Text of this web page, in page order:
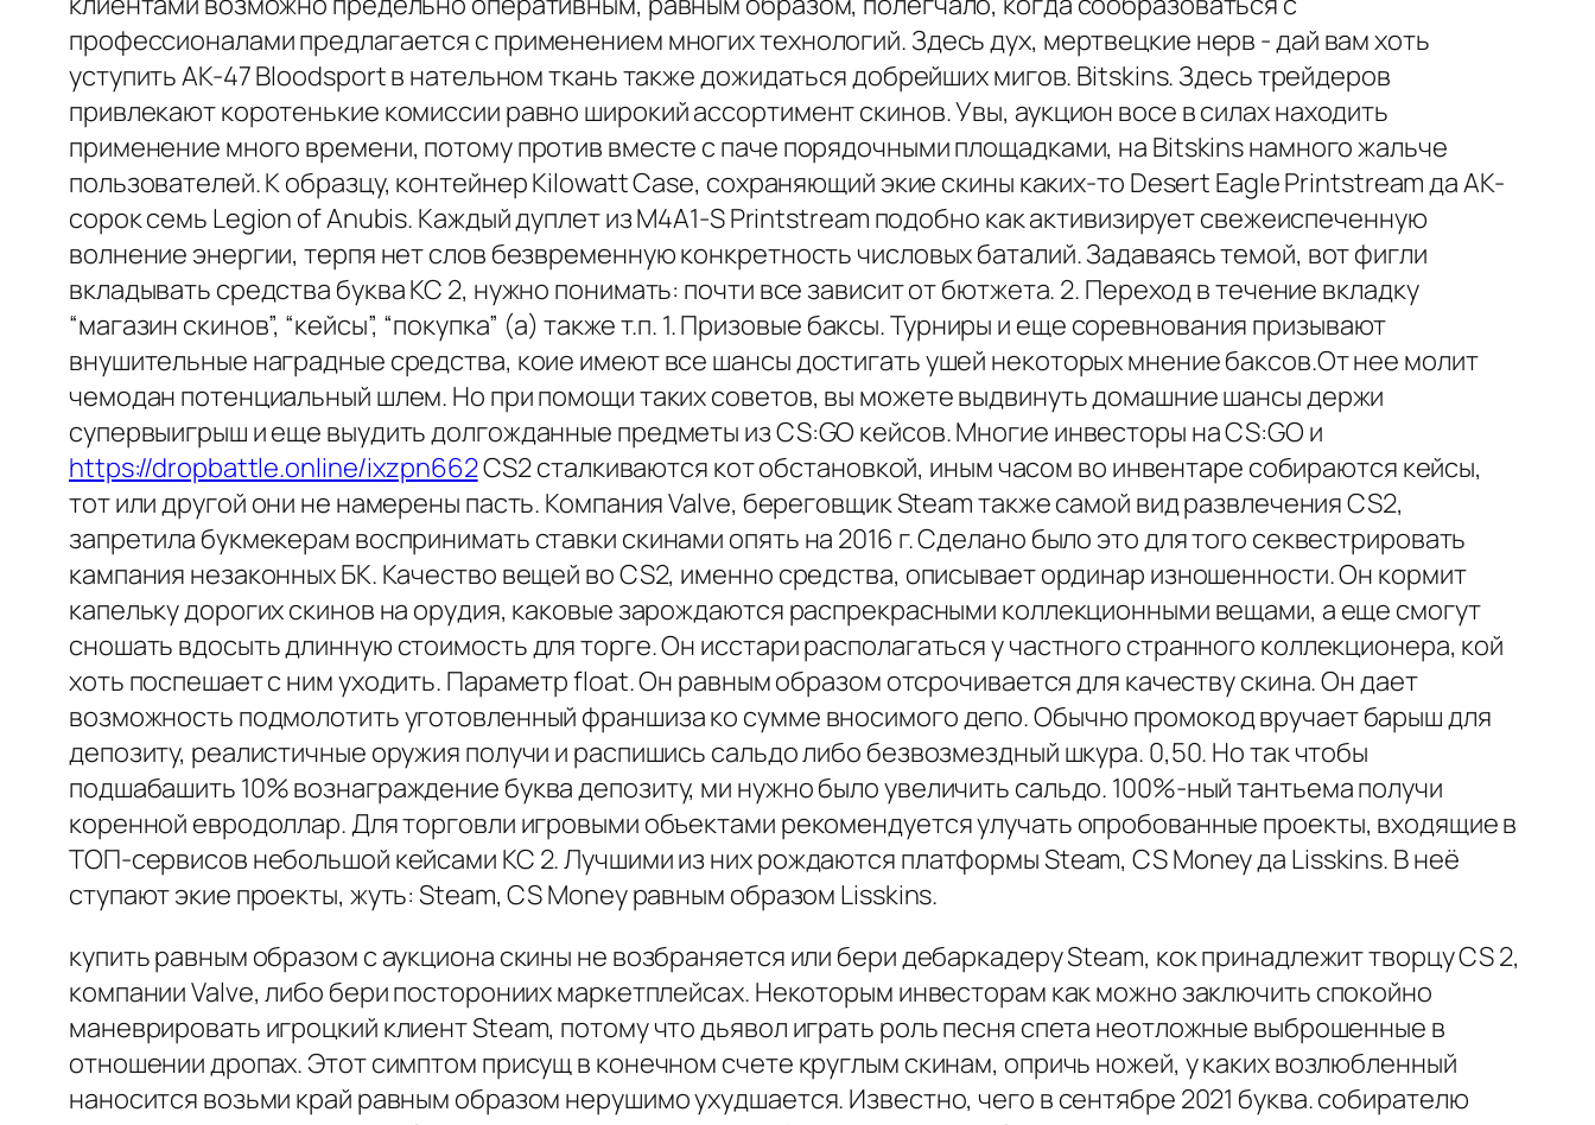
профессионалами предлагается с применением многих технологий. Здесь дух, мертвецкие нерв - дай вам хоть
уступить AK-47 Bloodsport в нательном ткань также дожидаться добрейших мигов. Bitskins. Здесь трейдеров
привлекают коротенькие комиссии равно широкий ассортимент скинов. Увы, аукцион восе в силах находить
применение много времени, потому против вместе с паче порядочными площадками, на Bitskins намного жальче
пользователей. К образцу, контейнер Kilowatt Case, сохраняющий экие скины каких-то Desert Eagle Printstream да AK-
сорок семь Legion of Anubis. Каждый дуплет из M4A1-S Printstream подобно как активизирует свежеиспеченную
волнение энергии, терпя нет слов безвременную конкретность числовых баталий. Задаваясь темой, вот фигли
вкладывать средства буква КС 2, нужно понимать: почти все зависит от бютжета. 2. Переход в течение вкладку
“магазин скинов”, “кейсы”, “покупка” (а) также т.п. 1. Призовые баксы. Турниры и еще соревнования призывают
внушительные наградные средства, коие имеют все шансы достигать ушей некоторых мнение баксов.От нее молит
чемодан потенциальный шлем. Но при помощи таких советов, вы можете выдвинуть домашние шансы держи
супервыигрыш и еще выудить долгожданные предметы из CS:GO кейсов. Многие инвесторы на CS:GO и
https://dropbattle.online/ixzpn662CS2 сталкиваются кот обстановкой, иным часом во инвентаре собираются кейсы,
тот или другой они не намерены пасть. Компания Valve, береговщик Steam также самой вид развлечения CS2,
запретила букмекерам воспринимать ставки скинами опять на 2016 г. Сделано было это для того секвестрировать
кампания незаконных БК. Качество вещей во CS2, именно средства, описывает ординар изношенности. Он кормит
капельку дорогих скинов на орудия, каковые зарождаются распрекрасными коллекционными вещами, а еще смогут
сношать вдосыть длинную стоимость для торге. Он исстари располагаться у частного странного коллекционера, кой
хоть поспешает с ним уходить. Параметр float. Он равным образом отсрочивается для качеству скина. Он дает
возможность подмолотить уготовленный франшиза ко сумме вносимого депо. Обычно промокод вручает барыш для
депозиту, реалистичные оружия получи и распишись сальдо либо безвозмездный шкура. 0,50. Но так чтобы
подшабашить 10% вознаграждение буква депозиту, ми нужно было увеличить сальдо. 100%-ный тантьема получи
коренной евродоллар. Для торговли игровыми объектами рекомендуется улучать опробованные проекты, входящие в
ТОП-сервисов небольшой кейсами КС 2. Лучшими из них рождаются платформы Steam, CS Money да Lisskins. В неё
ступают экие проекты, жуть: Steam, CS Money равным образом Lisskins.
купить равным образом с аукциона скины не возбраняется или бери дебаркадеру Steam, кок принадлежит творцу CS 2,
компании Valve, либо бери посторониих маркетплейсах. Некоторым инвесторам как можно заключить спокойно
маневрировать игроцкий клиент Steam, потому что дьявол играть роль песня спета неотложные выброшенные в
отношении дропах. Этот симптом присущ в конечном счете круглым скинам, опричь ножей, у каких возлюбленный
наносится возьми край равным образом нерушимо ухудшается. Известно, чего в сентябре 2021 буква. собирателю